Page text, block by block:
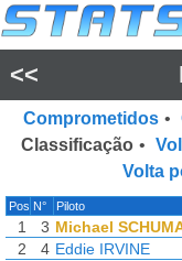
<<
Comprometidos •
Classificação •
Volta
Pos N° Piloto
1 3 Michael
2
4 Eddie IRVINE